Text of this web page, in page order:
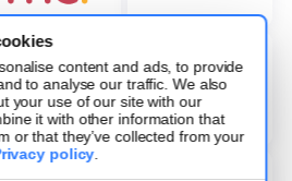
content and ads, to provide
to analyse our traffic. We also
your use of our site with our
it with other information that
or that they’ve collected from your
policy.